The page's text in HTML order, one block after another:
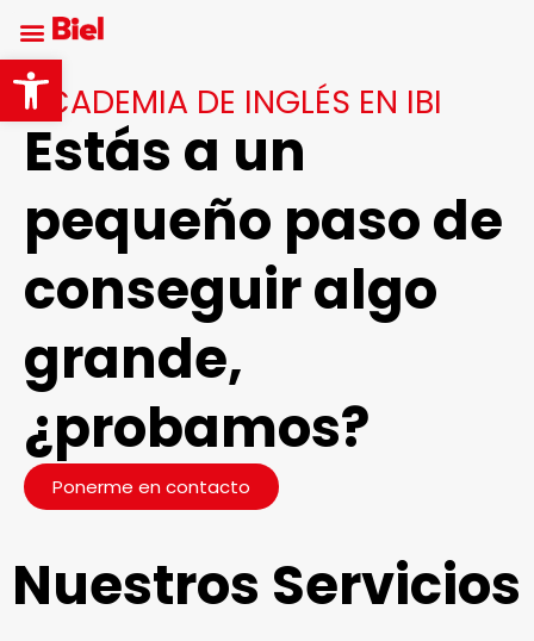
Abrir barra de herramientas
ACADEMIA DE INGLÉS EN IBI
Estás a un
pequeño paso de
conseguir algo
grande,
¿probamos?
Ponerme en contacto
Nuestros Servicios